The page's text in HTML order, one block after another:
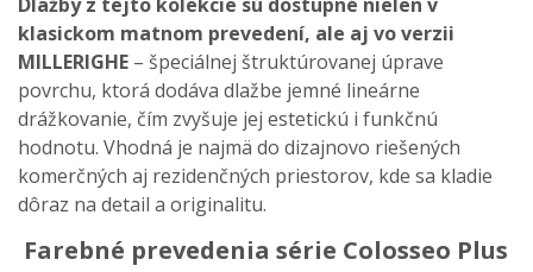
klasickom matnom prevedení, ale aj vo verzii
MILLERIGHE – špeciálnej štruktúrovanej úprave
povrchu, ktorá dodáva dlažbe jemné lineárne
drážkovanie, čím zvyšuje jej estetickú i funkčnú
hodnotu. Vhodná je najmä do dizajnovo riešených
komerčných aj rezidenčných priestorov, kde sa kladie
dôraz na detail a originalitu.
Farebné prevedenia série Colosseo Plus